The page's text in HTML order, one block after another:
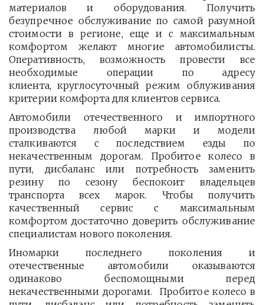
материалов и оборудования. Получить
безупречное обслуживание по самой разумной
стоимости в регионе, еще и с максимальным
комфортом желают многие автомобилисты.
Оперативность, возможность провести все
необходимые операции по адресу
клиента, круглосуточный режим облуживания
критерии комфорта для клиентов сервиса.
Автомобили отечественного и импортного
производства любой марки и модели
сталкиваются с последствием езды по
некачественным дорогам. Пробитое колесо в
пути, дисбаланс или потребность заменить
резину по сезону беспокоит владельцев
транспорта всех марок. Чтобы получить
качественный сервис с максимальным
комфортом достаточно доверить обслуживание
специалистам нового поколения.
Иномарки последнего поколения и
отечественные автомобили оказываются
одинаково беспомощными перед
некачественными дорогами. Пробитое колесо в